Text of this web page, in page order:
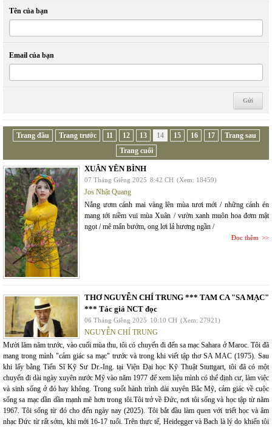
Tên của bạn
Email của bạn
Trang đầu Trang trước 11 12 13 14 15 16 17
Trang sau
Trang cuối
XUÂN YÊN BÌNH
07 Tháng Giêng 2025 8:42 CH (Xem: 18459)
Jos Nhật Quang
Nắng ươm cánh mai vàng lên mùa tươi mới / những cánh én
mang tới niềm vui mùa Xuân / vườn xanh muôn hoa đơm mật
ngọt / mê mẩn bướm, ong lơi lả hương ngần /
Đọc thêm
THƠ NGUYỄN CHÍ TRUNG *** TAM CA "SA MẠC"
*** Tác giả NCT đọc
06 Tháng Giêng 2025 10:10 CH (Xem: 27921)
NGUYỄN CHÍ TRUNG
Mười lăm năm trước, vào cuối mùa thu, tôi có chuyến đi đến sa mạc Sahara ở Maroc. Tôi đã
mang trong mình "cảm giác sa mạc" trước và trong khi viết tập thơ SA MAC (1975). Sau
khi lấy bằng Tiến Sĩ Kỹ Sư Dr.-Ing. tại Viện Đại học Kỹ Thuật Stuttgart, tôi đã có một
chuyến đi dài ngày xuyên nước Mỹ vào năm 1977 để xem liệu mình có thể định cư, làm việc
và sinh sống ở đó hay không. Trong suốt hành trình dài xuyên Bắc Mỹ, cảm giác về cuộc
sống sa mạc dần dần mạnh mẽ hơn trong tôi.Tôi trở về Đức, nơi tôi sống và học tập từ năm
1967. Tôi sống từ đó cho đến ngày nay (2025). Tôi bắt đầu làm quen với triết học và âm
nhạc Đức từ rất sớm, khi mới 16-17 tuổi. Trên thực tế, Heidegger và Bach là lý do khiến tôi